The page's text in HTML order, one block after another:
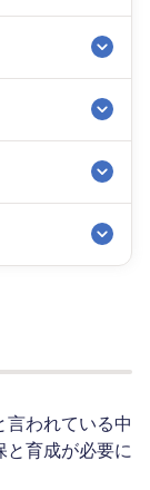
われている中
と育成が必要に